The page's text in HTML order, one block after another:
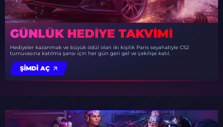
GÜNLÜK HEDIYE TAKVIMI
Hediyeler kazanmak ve büyük ödül olan iki kişilik Paris seyahatiyle CS2
turnuvasına katılma şansı için her gün geri gel ve çekilişe katıl.
ŞIMDI AÇ